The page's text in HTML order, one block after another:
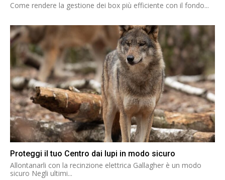
Come rendere la gestione dei box più efficiente con il fondo...
Proteggi il tuo Centro dai lupi in modo sicuro
Allontanarli con la recinzione elettrica Gallagher è un modo
sicuro Negli ultimi...